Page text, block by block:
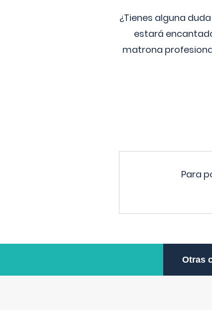
¿Tienes alguna
estará
matrona
Para
Otras